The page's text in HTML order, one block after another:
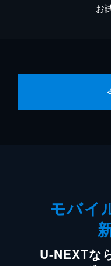
お
モバイ
U-NEXTな